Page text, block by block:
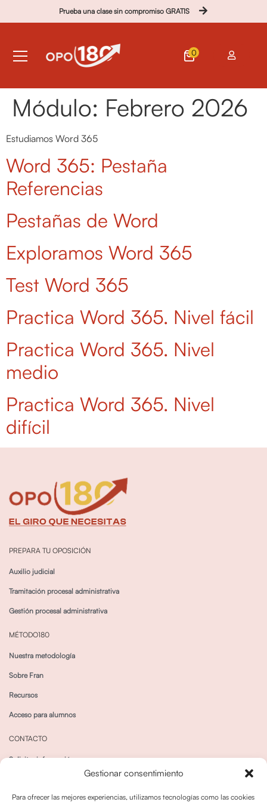
Gestionar consentimiento
Para ofrecer las mejores experiencias, utilizamos tecnologías como las cookies
Prueba una clase sin compromiso GRATIS
0
Módulo: Febrero 2026
Estudiamos Word 365
Word 365: Pestaña
Referencias
Pestañas de Word
Exploramos Word 365
Test Word 365
Practica Word 365. Nivel fácil
Practica Word 365. Nivel
medio
Practica Word 365. Nivel
difícil
PREPARA TU OPOSICIÓN
Auxilio judicial
Tramitación procesal administrativa
Gestión procesal administrativa
MÉTODO180
Nuestra metodología
Sobre Fran
Recursos
Acceso para alumnos
CONTACTO
Solicitar información